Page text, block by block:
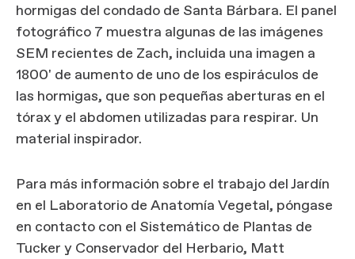
hormigas del condado de Santa Bárbara. El panel
fotográfico 7 muestra algunas de las imágenes
SEM recientes de Zach, incluida una imagen a
1800' de aumento de uno de los espiráculos de
las hormigas, que son pequeñas aberturas en el
tórax y el abdomen utilizadas para respirar. Un
material inspirador.
Para más información sobre el trabajo del Jardín
en el Laboratorio de Anatomía Vegetal, póngase
en contacto con el Sistemático de Plantas de
Tucker y Conservador del Herbario, Matt